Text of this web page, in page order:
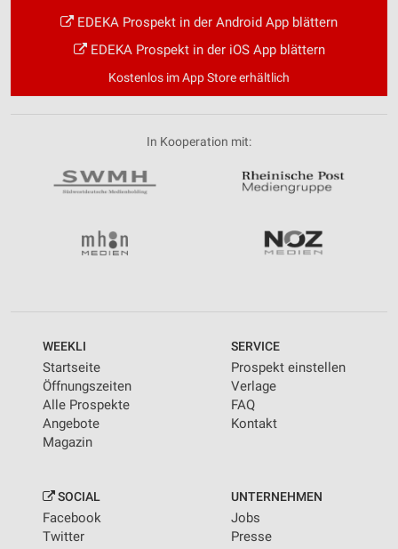
EDEKA Prospekt in der Android App blättern
EDEKA Prospekt in der iOS App blättern
Kostenlos im App Store erhältlich
In Kooperation mit:
WEEKLI
Startseite
Öffnungszeiten
Alle Prospekte
Angebote
Magazin
SERVICE
Prospekt einstellen
Verlage
FAQ
Kontakt
SOCIAL
Facebook
Twitter
UNTERNEHMEN
Jobs
Presse